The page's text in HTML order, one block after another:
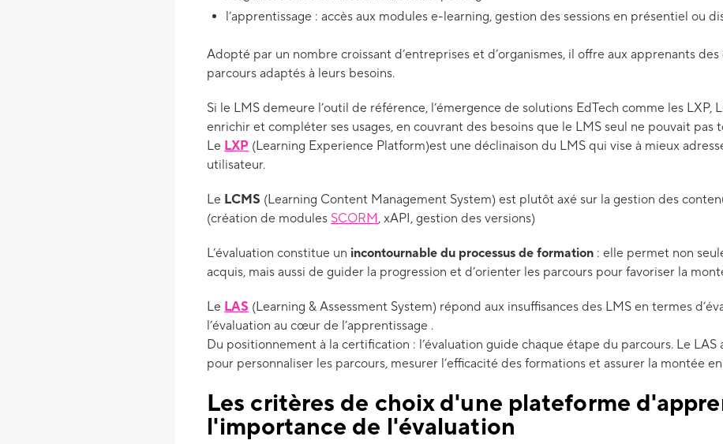
l’apprentissage : accès aux modules e-learning, gestion des sessions en présentiel ou
Adopté par un nombre croissant d’entreprises et d’organismes, il offre aux apprenants
parcours adaptés à leurs besoins.
Si le LMS demeure l’outil de référence, l’émergence de solutions EdTech comme les LXP,
enrichir et compléter ses usages, en couvrant des besoins que le LMS seul ne pouvait pas
Le LXP (Learning Experience Platform)est une déclinaison du LMS qui vise à mieux
utilisateur.
Le LCMS (Learning Content Management System) est plutôt axé sur la gestion des
(création de modules SCORM, xAPI, gestion des versions)
L’évaluation constitue un incontournable du processus de formation : elle permet non
acquis, mais aussi de guider la progression et d’orienter les parcours pour favoriser la
Le LAS (Learning & Assessment System) répond aux insuffisances des LMS en termes
l’évaluation au cœur de l’apprentissage .
Du positionnement à la certification : l’évaluation guide chaque étape du parcours. Le LAS
pour personnaliser les parcours, mesurer l’efficacité des formations et assurer la montée
Les critères de choix d'une plateforme
l'importance de l'évaluation